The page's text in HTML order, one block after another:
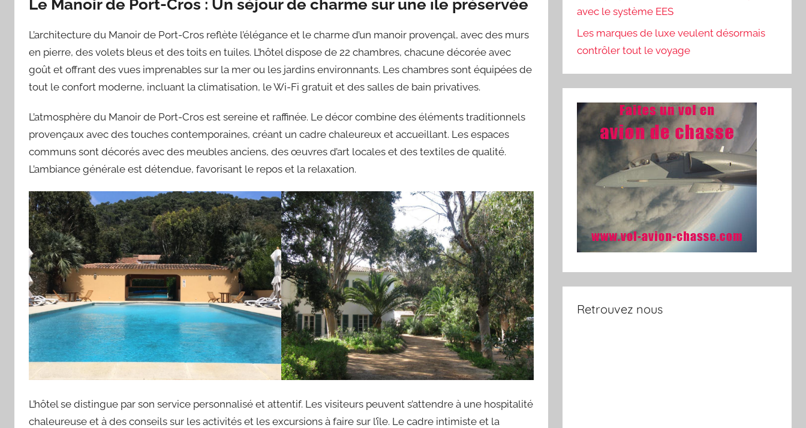
Le Manoir de Port-Cros : Un séjour de charme sur une île préservée
L’architecture du Manoir de Port-Cros reflète l’élégance et le charme d’un manoir provençal, avec des murs
en pierre, des volets bleus et des toits en tuiles. L’hôtel dispose de 22 chambres, chacune décorée avec
goût et offrant des vues imprenables sur la mer ou les jardins environnants. Les chambres sont équipées de
tout le confort moderne, incluant la climatisation, le Wi-Fi gratuit et des salles de bain privatives.
L’atmosphère du Manoir de Port-Cros est sereine et raffinée. Le décor combine des éléments traditionnels
provençaux avec des touches contemporaines, créant un cadre chaleureux et accueillant. Les espaces
communs sont décorés avec des meubles anciens, des œuvres d’art locales et des textiles de qualité.
L’ambiance générale est détendue, favorisant le repos et la relaxation.
L’hôtel se distingue par son service personnalisé et attentif. Les visiteurs peuvent s’attendre à une hospitalité
chaleureuse et à des conseils sur les activités et les excursions à faire sur l’île. Le cadre intimiste et la
avec le système EES
Les marques de luxe veulent désormais
contrôler tout le voyage
Retrouvez nous